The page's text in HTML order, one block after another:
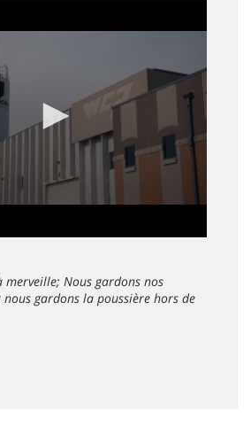
merveille; Nous gardons nos
gardons la poussière hors de